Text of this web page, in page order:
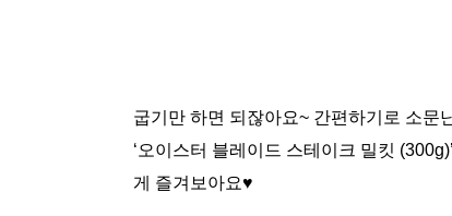
굽기만 하면 되잖아요~ 간편하기로 소문
‘오이스터 블레이드 스테이크 밀킷
게 즐겨보아요♥